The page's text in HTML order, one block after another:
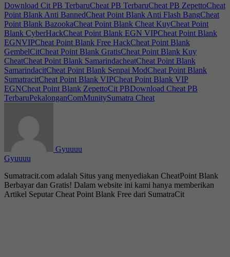
Download Cit PB TerbaruCheat PB TerbaruCheat PB ZepettoCheat
Point Blank Anti BannedCheat Point Blank Anti Flash BangCheat
Point Blank BazookaCheat Point Blank Cheat KuyCheat Point
Blank CyberHackCheat Point Blank EGN VIPCheat Point Blank
EGNVIPCheat Point Blank Free HackCheat Point Blank
GembelCitCheat Point Blank GratisCheat Point Blank Kuy
CheatCheat Point Blank SamarindacheatCheat Point Blank
SamarindacitCheat Point Blank Senpai ModCheat Point Blank
SumatracitCheat Point Blank VIPCheat Point Blank VIP
EGNCheat Point Blank ZepettoCit PBDownload Cheat PB
TerbaruPekalonganComMunitySumatra Cheat
Gyuuuu
Gyuuuu
Sumatracit.com adalah Situs yang menyediakan CheatPoint Blank
Berbayar dan Gratis! Dalam website ini kami hanya memberikan
Artikel Seputar Cheat Point Blank Free dari SumatraCit